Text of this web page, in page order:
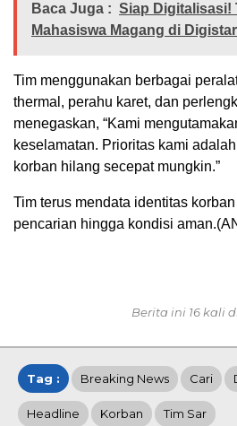
Baca Juga : Siap Digitalisasi!
Mahasiswa Magang di
Tim menggunakan berbagai
thermal, perahu karet, dan
menegaskan, “Kami
keselamatan. Prioritas kami
korban hilang secepat mungkin.”
Tim terus mendata identitas
pencarian hingga kondisi
Berita ini 16 kali
Tag : Breaking News Cari
Headline Korban Tim Sar